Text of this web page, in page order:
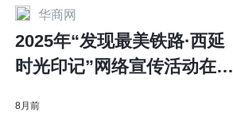
华商网
2025年“发现最美铁路·西延
时光印记”网络宣传活动在西
8月前